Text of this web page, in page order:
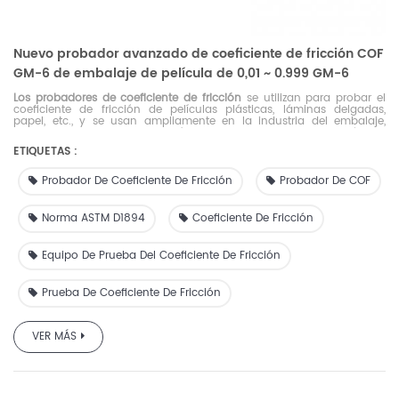
Nuevo probador avanzado de coeficiente de fricción COF
GM-6 de embalaje de película de 0,01 ~ 0.999 GM-6
Los probadores de coeficiente de fricción se utilizan para probar el
coeficiente de fricción de películas plásticas, láminas delgadas,
papel, etc., y se usan ampliamente en la industria del embalaje,
empresas productoras de películas y agencias de inspección de
materiales de embalaje.
ETIQUETAS :
Probador De Coeficiente De Fricción
Probador De COF
Norma ASTM D1894 Coeficiente De Fricción
Equipo De Prueba Del Coeficiente De Fricción
Prueba De Coeficiente De Fricción
VER MÁS